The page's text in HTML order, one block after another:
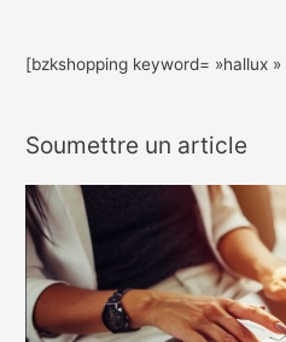
[bzkshopping keyword= »hallux
Soumettre un article